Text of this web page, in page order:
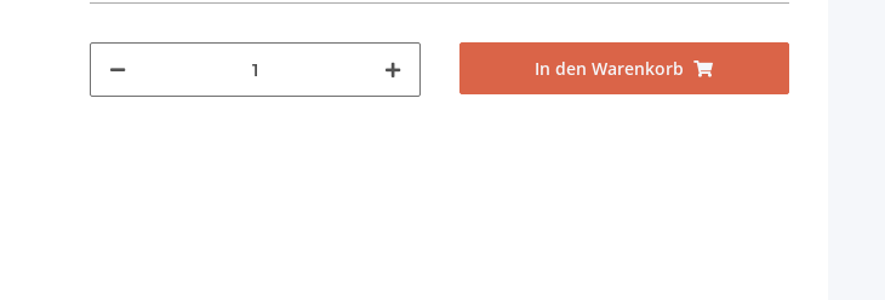
In den Warenkorb